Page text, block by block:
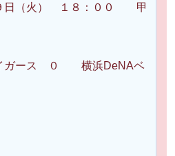
日（火） １８：００ 甲
０ 横浜DeNAベ